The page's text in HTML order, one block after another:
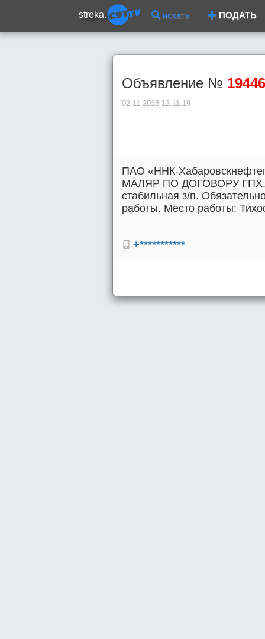
stroka. искать ПОДАТЬ
Объявление № 19446
02-11-2018 12:11:19
ПАО «ННК-
МАЛЯР ПО ДОГОВОРУ ГПХ.
стабильная з/п.
работы. Место работы:
+***********